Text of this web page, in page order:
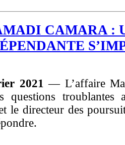
CAMARA :
2021— L’affaire
questions troublantes
le directeur des